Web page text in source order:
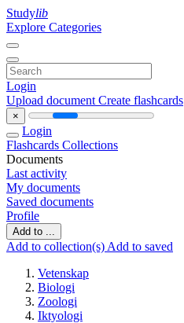
Studylib
Explore Categories
Login
Upload document Create flashcards
×
Login
Flashcards Collections
Documents
Last activity
My documents
Saved documents
Profile
Add to ...
Add to collection(s) Add to saved
Vetenskap
Biologi
Zoologi
Iktyologi